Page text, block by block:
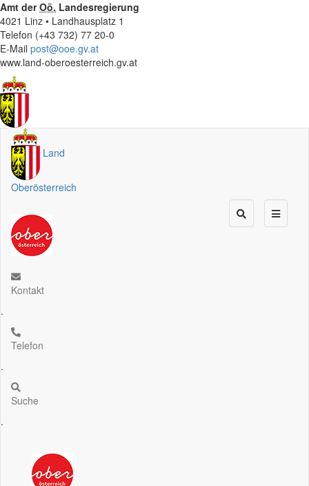
Amt derOö. Landesregierung
4021 Linz • Landhausplatz 1
Telefon (+43 732) 77 20-0
E-Mail post@ooe.gv.at
www.land-oberoesterreich.gv.at
Land
Oberösterreich
Kontakt
.
Telefon
.
Suche
.